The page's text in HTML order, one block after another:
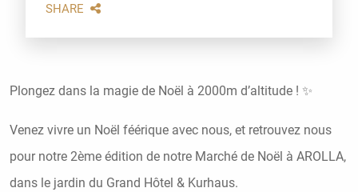
SHARE
Plongez dans la magie de Noël à 2000m d’altitude ! ✨
Venez vivre un Noël féérique avec nous, et retrouvez nous
pour notre 2ème édition de notre Marché de Noël à AROLLA,
dans le jardin du Grand Hôtel & Kurhaus.